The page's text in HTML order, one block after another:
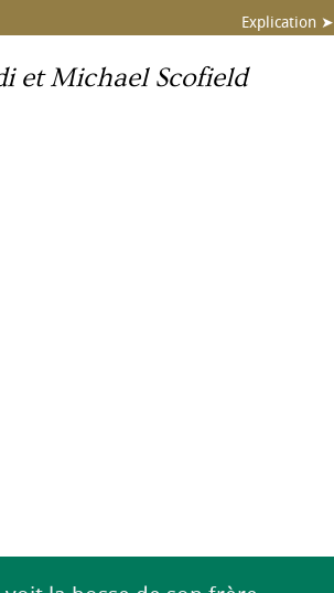
Explication ➤
et Michael Scofield